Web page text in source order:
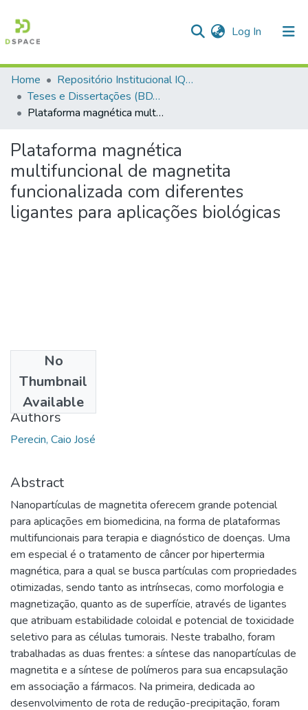
Log In (current)
Communities & Collections
All of DSpace
Statistics
Home
Repositório Institucional IQSC
Teses e Dissertações (BDTD USP)
Plataforma magnética multifuncional de magnetita funcionalizada com diferentes ligantes para aplicações biológicas
Plataforma magnética
multifuncional de magnetita
funcionalizada com diferentes
ligantes para aplicações biológicas
No
Thumbnail
Available
2021-09-16
Authors
Perecin, Caio José
Abstract
Nanopartículas de magnetita oferecem grande potencial
para aplicações em biomedicina, na forma de plataformas
multifuncionais para terapia e diagnóstico de doenças. Uma
em especial é o tratamento de câncer por hipertermia
magnética, para a qual se busca partículas com propriedades
otimizadas, sendo tanto as intrínsecas, como morfologia e
magnetização, quanto as de superfície, através de ligantes
que atribuam estabilidade coloidal e potencial de toxicidade
seletivo para as células tumorais. Neste trabalho, foram
trabalhadas as duas frentes: a síntese das nanopartículas de
magnetita e a síntese de polímeros para sua encapsulação
em associação a fármacos. Na primeira, dedicada ao
desenvolvimento de rota de redução-precipitação, foram